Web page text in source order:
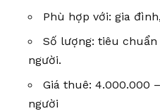
Phù hợp với: gia
Số lượng: tiêu chuẩn
người.
Giá thuê: 4.000.000
người